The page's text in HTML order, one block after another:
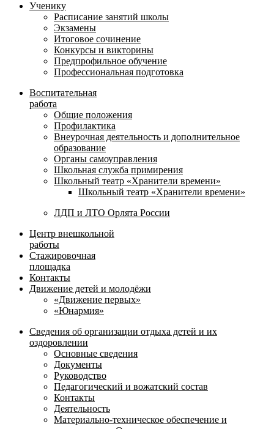
Ученику
Расписание занятий школы
Экзамены
Итоговое сочинение
Конкурсы и викторины
Предпрофильное обучение
Профессиональная подготовка
Воспитательная
работа
Общие положения
Профилактика
Внеурочная деятельность и дополнительное
образование
Органы самоуправления
Школьная служба примирения
Школьный театр «Хранители времени»
Школьный театр «Хранители времени»
ЛДП и ЛТО Орлята России
Центр внешкольной
работы
Стажировочная
площадка
Контакты
Движение детей и молодёжи
«Движение первых»
«Юнармия»
Сведения об организации отдыха детей и их
оздоровлении
Основные сведения
Документы
Руководство
Педагогический и вожатский состав
Контакты
Деятельность
Материально-техническое обеспечение и